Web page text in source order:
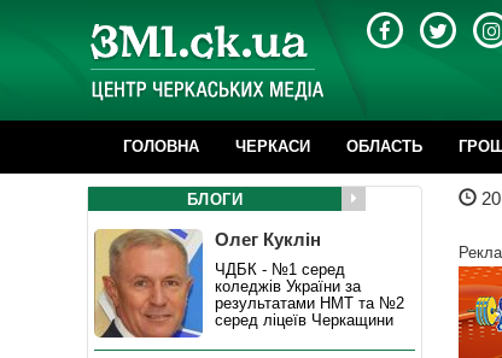
ГОЛОВНА ЧЕРКАСИ ОБЛАСТЬ ГРОШІ
БЛОГИ
Олег Куклін
ЧДБК - №1 серед
коледжів України за
результатами НМТ та №2
серед ліцеїв Черкащини